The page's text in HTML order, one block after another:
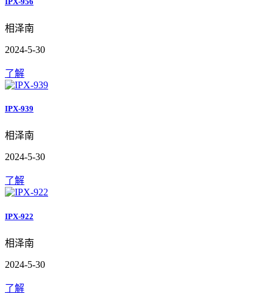
相泽南
2024-5-30
了解
IPX-939
相泽南
2024-5-30
了解
IPX-922
相泽南
2024-5-30
了解